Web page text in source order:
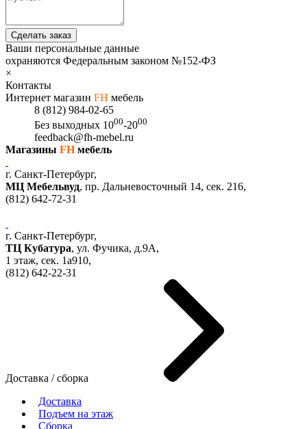
Сделать заказ
Ваши персональные данные
охраняются Федеральным законом №152-ФЗ
×
Контакты
Интернет магазин FH мебель
8 (812) 984-02-65
Без выходных 1000-2000
feedback@fh-mebel.ru
Магазины FHмебель
г. Санкт-Петербург,
МЦ Мебельвуд, пр. Дальневосточный 14, сек. 216,
(812) 642-72-31
г. Санкт-Петербург,
ТЦ Кубатура, ул. Фучика, д.9А,
1 этаж, сек. 1a910,
(812) 642-22-31
Доставка / сборка
Доставка
Подъем на этаж
Сборка